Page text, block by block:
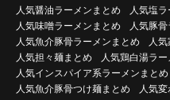
人気醤油ラーメンまとめ
人気塩
人気味噌ラーメンまとめ
人気豚
人気魚介豚骨ラーメンまとめ
人
人気担々麺まとめ
人気鶏白湯ラ
人気インスパイア系ラーメンまとめ
人気魚介豚骨つけ麺まとめ
人気